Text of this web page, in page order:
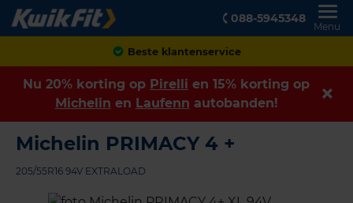
088-5945348
Menu
Achteraf betalen
Nu 20% korting op Pirelli en 15% korting op
Michelin en Laufenn autobanden!
Michelin PRIMACY 4 +
205/55R16 94V EXTRALOAD